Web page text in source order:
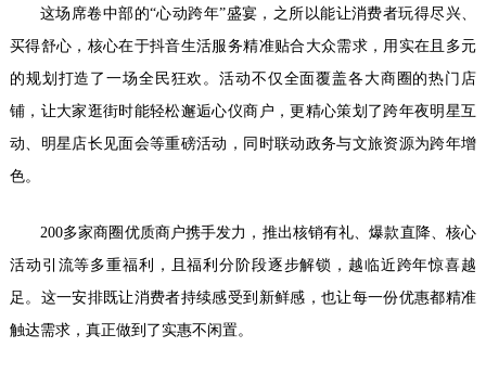
这场席卷中部的“心动跨年”盛宴，之所以能让消费者玩得尽兴、
买得舒心，核心在于抖音生活服务精准贴合大众需求，用实在且多元
的规划打造了一场全民狂欢。活动不仅全面覆盖各大商圈的热门店
铺，让大家逛街时能轻松邂逅心仪商户，更精心策划了跨年夜明星互
动、明星店长见面会等重磅活动，同时联动政务与文旅资源为跨年增
色。
200多家商圈优质商户携手发力，推出核销有礼、爆款直降、核心
活动引流等多重福利，且福利分阶段逐步解锁，越临近跨年惊喜越
足。这一安排既让消费者持续感受到新鲜感，也让每一份优惠都精准
触达需求，真正做到了实惠不闲置。